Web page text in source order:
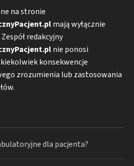
na stronie
mają wyłącznie
redakcyjny
nie ponosi
konsekwencje
zrozumienia lub zastosowania
dla pacjenta?